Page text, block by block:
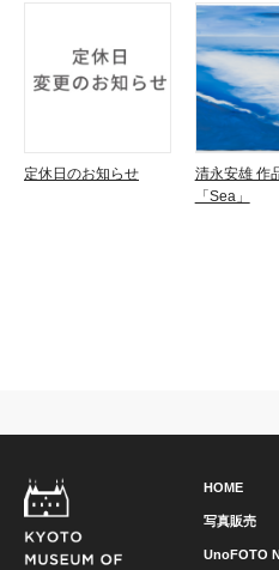
定休日のお知らせ
清永安雄 作
「Sea」
HOME
写真販売
UnoFOTO